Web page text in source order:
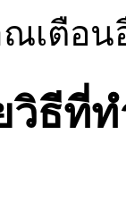
เตือน
ธีที่ท